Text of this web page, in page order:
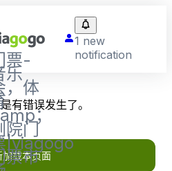
票-
乐
，体
；
院门
|viagogo
票市
1 new
notification
有错误发生了。
加载本页面